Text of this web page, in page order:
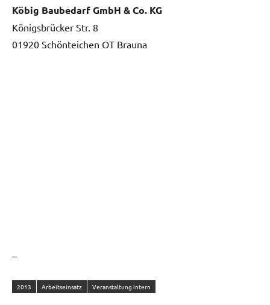
Köbig Baubedarf GmbH & Co. KG
Königsbrücker Str. 8
01920 Schönteichen OT Brauna
–
2013 Arbeitseinsatz Veranstaltung intern